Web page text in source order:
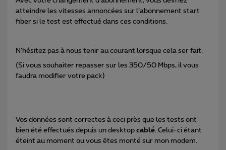
atteindre les vitesses annoncées sur l’abonnement start
fiber si le test est effectué dans ces conditions.
N’hésitez pas à nous tenir au courant lorsque cela ser fait.
(Si vous souhaiter repasser sur les 350/50 Mbps, il vous
faudra modifier votre pack)
Vos données sont correctes à ceci près que les tests ont
bien été effectués depuis un desktop cablé. Celui-ci étant
éteint au moment ou vous êtes monté sur mon modem.